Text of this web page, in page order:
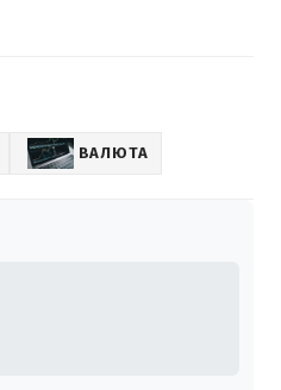
ВАЛЮТА